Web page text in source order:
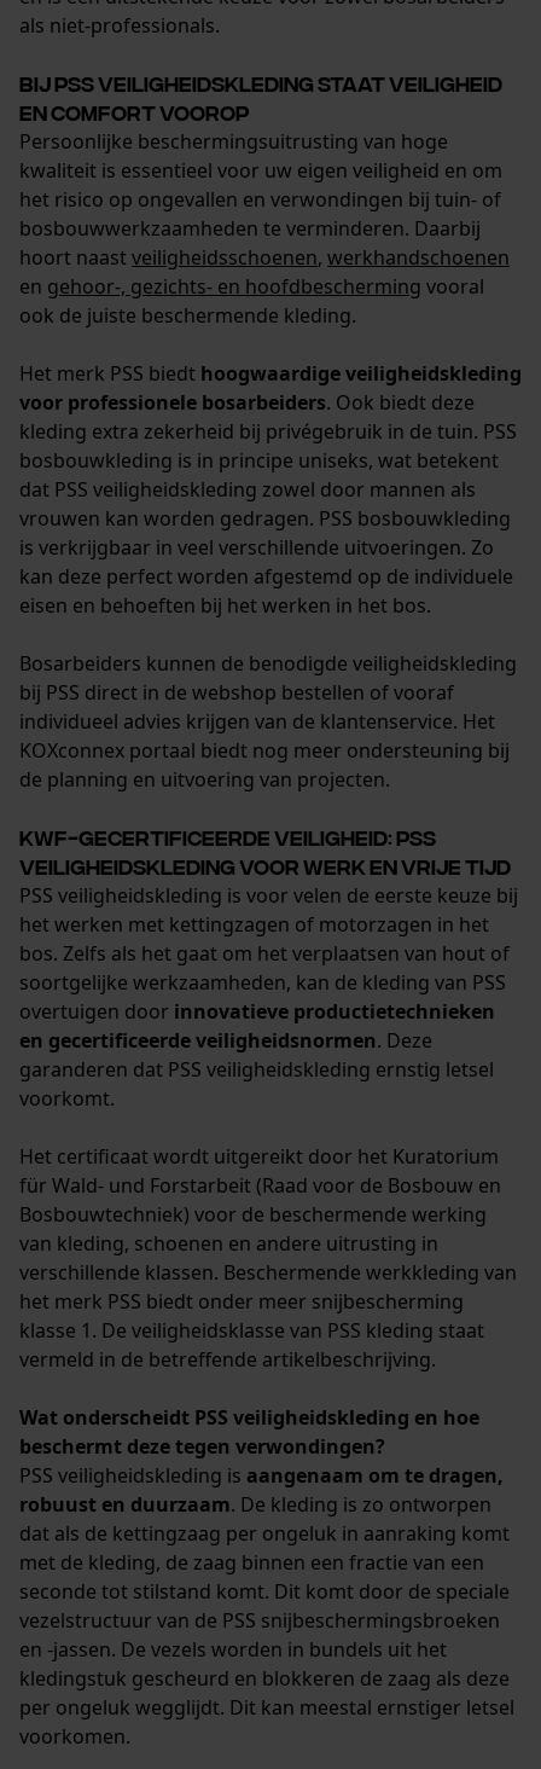
als niet-professionals.
Bij PSS veiligheidskleding staat veiligheid
en comfort voorop
Persoonlijke beschermingsuitrusting van hoge
kwaliteit is essentieel voor uw eigen veiligheid en om
het risico op ongevallen en verwondingen bij tuin- of
bosbouwwerkzaamheden te verminderen. Daarbij
hoort naast veiligheidsschoenen, werkhandschoenen
en gehoor-, gezichts- en hoofdbescherming vooral
ook de juiste beschermende kleding.
Het merk PSS biedt hoogwaardige veiligheidskleding
voor professionele bosarbeiders. Ook biedt deze
kleding extra zekerheid bij privégebruik in de tuin. PSS
bosbouwkleding is in principe uniseks, wat betekent
dat PSS veiligheidskleding zowel door mannen als
vrouwen kan worden gedragen. PSS bosbouwkleding
is verkrijgbaar in veel verschillende uitvoeringen. Zo
kan deze perfect worden afgestemd op de individuele
eisen en behoeften bij het werken in het bos.
Bosarbeiders kunnen de benodigde veiligheidskleding
bij PSS direct in de webshop bestellen of vooraf
individueel advies krijgen van de klantenservice. Het
KOXconnex portaal biedt nog meer ondersteuning bij
de planning en uitvoering van projecten.
KWF-gecertificeerde veiligheid: PSS
veiligheidskleding voor werk en vrije tijd
PSS veiligheidskleding is voor velen de eerste keuze bij
het werken met kettingzagen of motorzagen in het
bos. Zelfs als het gaat om het verplaatsen van hout of
soortgelijke werkzaamheden, kan de kleding van PSS
overtuigen door innovatieve productietechnieken
en gecertificeerde veiligheidsnormen. Deze
garanderen dat PSS veiligheidskleding ernstig letsel
voorkomt.
Het certificaat wordt uitgereikt door het Kuratorium
für Wald- und Forstarbeit (Raad voor de Bosbouw en
Bosbouwtechniek) voor de beschermende werking
van kleding, schoenen en andere uitrusting in
verschillende klassen. Beschermende werkkleding van
het merk PSS biedt onder meer snijbescherming
klasse 1. De veiligheidsklasse van PSS kleding staat
vermeld in de betreffende artikelbeschrijving.
Wat onderscheidt PSS veiligheidskleding en hoe
beschermt deze tegen verwondingen?
PSS veiligheidskleding is aangenaam om te dragen,
robuust en duurzaam. De kleding is zo ontworpen
dat als de kettingzaag per ongeluk in aanraking komt
met de kleding, de zaag binnen een fractie van een
seconde tot stilstand komt. Dit komt door de speciale
vezelstructuur van de PSS snijbeschermingsbroeken
en -jassen. De vezels worden in bundels uit het
kledingstuk gescheurd en blokkeren de zaag als deze
per ongeluk wegglijdt. Dit kan meestal ernstiger letsel
voorkomen.
Opgeslagen winkelwagen
Geo-IP en gebruikersdetectie
YouTube-video's
Google Maps
Marketing Cookies
Google Global Site Tag
Microsoft Advertising Universal
Event Tracking
Survicate